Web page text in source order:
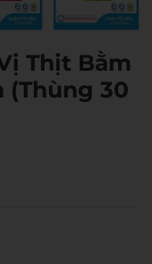
Thịt Bằm
(Thùng 30